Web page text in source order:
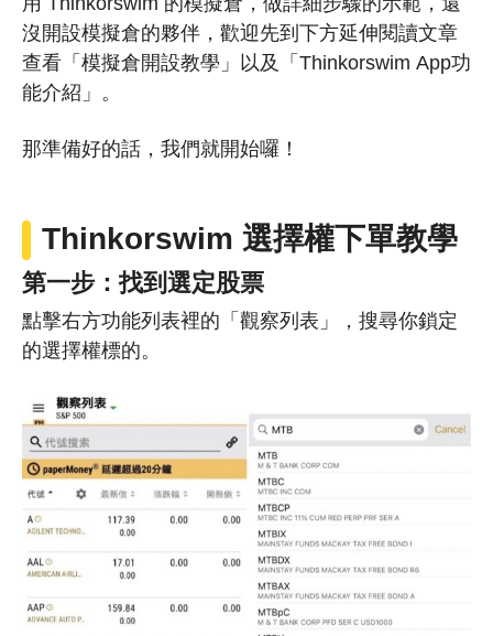
沒開設模擬倉的夥伴，歡迎先到下方延伸閱讀文章
查看「模擬倉開設教學」以及「Thinkorswim App功
能介紹」。
那準備好的話，我們就開始囉！
Thinkorswim 選擇權下單教學
第一步：找到選定股票
點擊右方功能列表裡的「觀察列表」，搜尋你鎖定
的選擇權標的。